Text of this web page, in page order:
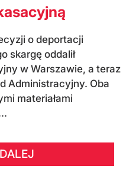
o deportacji
skargę oddalił
w Warszawie, a teraz
Administracyjny. Oba
materiałami